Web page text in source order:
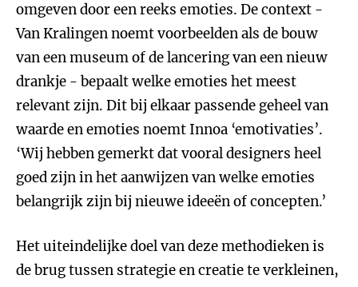
omgeven door een reeks emoties. De context -
Van Kralingen noemt voorbeelden als de bouw
van een museum of de lancering van een nieuw
drankje - bepaalt welke emoties het meest
relevant zijn. Dit bij elkaar passende geheel van
waarde en emoties noemt Innoa ‘emotivaties’.
‘Wij hebben gemerkt dat vooral designers heel
goed zijn in het aanwijzen van welke emoties
belangrijk zijn bij nieuwe ideeën of concepten.’
Het uiteindelijke doel van deze methodieken is
de brug tussen strategie en creatie te verkleinen,